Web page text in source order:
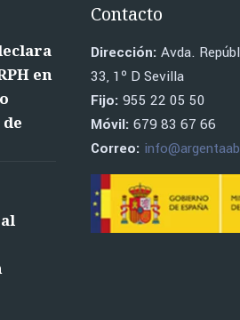
en
Contacto
Dirección: Avda.
33, 1º D Sevilla
Fijo: 955 22 05 50
Móvil: 679 83 67 66
Correo: